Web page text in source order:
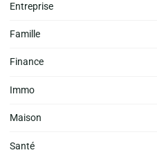
Entreprise
Famille
Finance
Immo
Maison
Santé